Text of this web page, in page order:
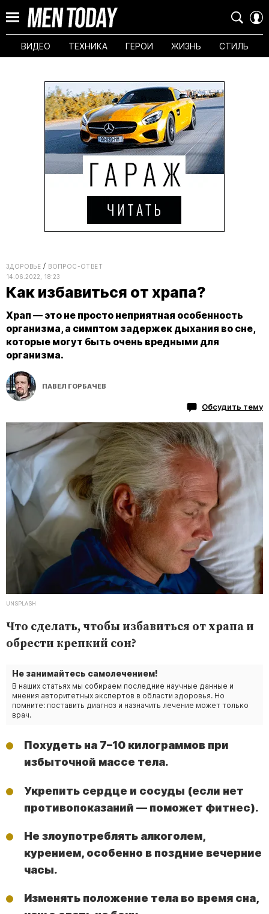
ВИДЕО ТЕХНИКА ГЕРОИ ЖИЗНЬ СТИЛЬ
ЗДОРОВЬЕ
ВОПРОС-ОТВЕТ
14.06.2022, 18:23
Как избавиться от храпа?
Храп — это не просто неприятная особенность
организма, а симптом задержек дыхания во сне,
которые могут быть очень вредными для
организма.
ПАВЕЛ ГОРБАЧЕВ
Обсудить тему
UNSPLASH
Что сделать, чтобы избавиться от храпа и
обрести крепкий сон?
Не занимайтесь самолечением!
В наших статьях мы собираем последние научные данные и
мнения авторитетных экспертов в области здоровья. Но
помните: поставить диагноз и назначить лечение может только
врач.
Похудеть на 7–10 килограммов при
избыточной массе тела.
Укрепить сердце и сосуды (если нет
противопоказаний — поможет фитнес).
Не злоупотреблять алкоголем,
курением, особенно в поздние вечерние
часы.
Изменять положение тела во время сна,